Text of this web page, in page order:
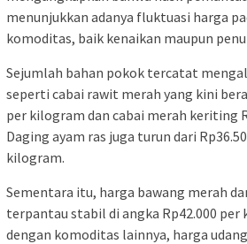
menunjukkan adanya fluktuasi harga
komoditas, baik kenaikan maupun
Sejumlah bahan pokok tercatat
seperti cabai rawit merah yang kini
per kilogram dan cabai merah keriting
Daging ayam ras juga turun dari
kilogram.
Sementara itu, harga bawang merah
terpantau stabil di angka Rp42.000 per
dengan komoditas lainnya, harga